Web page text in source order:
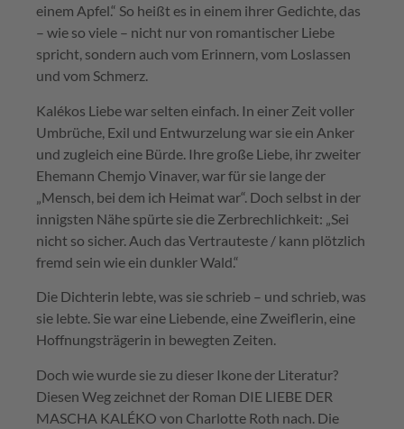
einem Apfel.“ So heißt es in einem ihrer Gedichte, das
– wie so viele – nicht nur von romantischer Liebe
spricht, sondern auch vom Erinnern, vom Loslassen
und vom Schmerz.
Kalékos Liebe war selten einfach. In einer Zeit voller
Umbrüche, Exil und Entwurzelung war sie ein Anker
und zugleich eine Bürde. Ihre große Liebe, ihr zweiter
Ehemann Chemjo Vinaver, war für sie lange der
„Mensch, bei dem ich Heimat war“. Doch selbst in der
innigsten Nähe spürte sie die Zerbrechlichkeit: „Sei
nicht so sicher. Auch das Vertrauteste / kann plötzlich
fremd sein wie ein dunkler Wald.“
Die Dichterin lebte, was sie schrieb – und schrieb, was
sie lebte. Sie war eine Liebende, eine Zweiflerin, eine
Hoffnungsträgerin in bewegten Zeiten.
Doch wie wurde sie zu dieser Ikone der Literatur?
Diesen Weg zeichnet der Roman DIE LIEBE DER
MASCHA KALÉKO von Charlotte Roth nach. Die